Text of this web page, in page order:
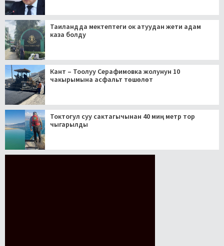
Таиландда мектептеги ок атуудан жети адам
каза болду
Кант – Тоолуу Серафимовка жолунун 10
чакырымына асфальт төшөлөт
Токтогул суу сактагычынан 40 миң метр тор
чыгарылды